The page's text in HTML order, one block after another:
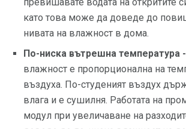
като това може да доведе до
нивата на влажност в дома.
По-ниска вътрешна температура -
влажност е пропорционална на
въздуха. По-студеният въздух
влага и е сушилня. Работата на
модул при увеличаване на